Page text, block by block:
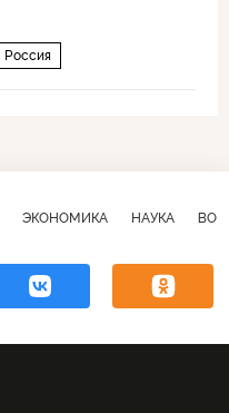
Россия
ЭКОНОМИКА НАУКА